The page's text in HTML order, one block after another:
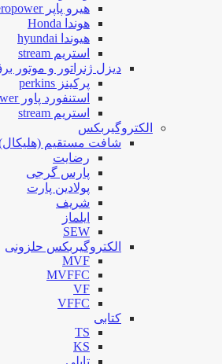
هیرو پاپر Heropower
هوندا Honda
هیوندا hyundai
استریم stream
دیزل ژنراتور و موتور
پرکینز perkins
استنفورد پاور stanford power
استریم stream
الکتروگیربکس
شافت مستقیم
رضایت
پارس گرجی
پولادین پارت
شریف
ایلماز
SEW
الکتروگیربکس حلزونی
MVF
MVFFC
VF
VFFC
کتابی
TS
KS